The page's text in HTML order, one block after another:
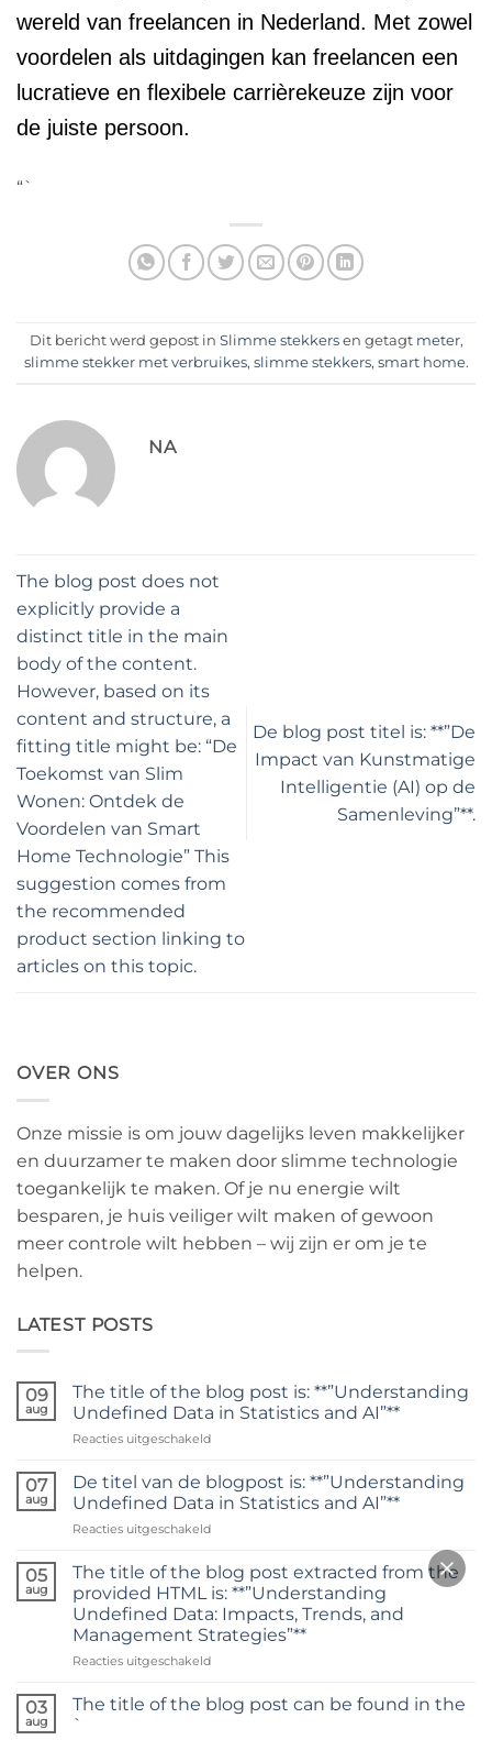
wereld van freelancen in Nederland. Met zowel
voordelen als uitdagingen kan freelancen een
lucratieve en flexibele carrièrekeuze zijn voor
de juiste persoon.
“`
Dit bericht werd gepost in Slimme stekkersen getagt meter,
slimme stekker met verbruikes, slimme stekkers, smart home.
NA
The blog post does not
explicitly provide a
distinct title in the main
body of the content.
However, based on its
content and structure, a
fitting title might be: “De
Toekomst van Slim
Wonen: Ontdek de
Voordelen van Smart
Home Technologie” This
suggestion comes from
the recommended
product section linking to
articles on this topic.
De blog post titel is: **”De
Impact van Kunstmatige
Intelligentie (AI) op de
Samenleving”**.
OVER ONS
Onze missie is om jouw dagelijks leven makkelijker
en duurzamer te maken door slimme technologie
toegankelijk te maken. Of je nu energie wilt
besparen, je huis veiliger wilt maken of gewoon
meer controle wilt hebben – wij zijn er om je te
helpen.
LATEST POSTS
09
aug
The title of the blog post is: **”Understanding
Undefined Data in Statistics and AI”**
Reacties uitgeschakeldvoor
title
of
the
blog
is:
**”Understanding
Undefined
Data
in
Statistics
AI”**
07
aug
De titel van de blogpost is: **”Understanding
Undefined Data in Statistics and AI”**
Reacties uitgeschakeldvoor
titel
van
de
blogpost
is:
**”Understanding
Data
in
05
aug
The title of the blog post extracted from the
provided HTML is: **”Understanding
Undefined Data: Impacts, Trends, and
Management Strategies”**
Reacties uitgeschakeldvoor
title
03
aug
The title of the blog post can be found in the
`